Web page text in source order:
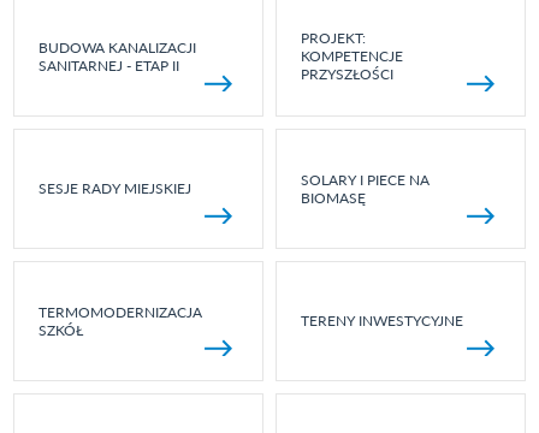
BUDOWA KANALIZACJI
SANITARNEJ - ETAP II
PROJEKT:
KOMPETENCJE
PRZYSZŁOŚCI
SESJE RADY MIEJSKIEJ
SOLARY I PIECE NA
BIOMASĘ
TERMOMODERNIZACJA
SZKÓŁ
TERENY INWESTYCYJNE